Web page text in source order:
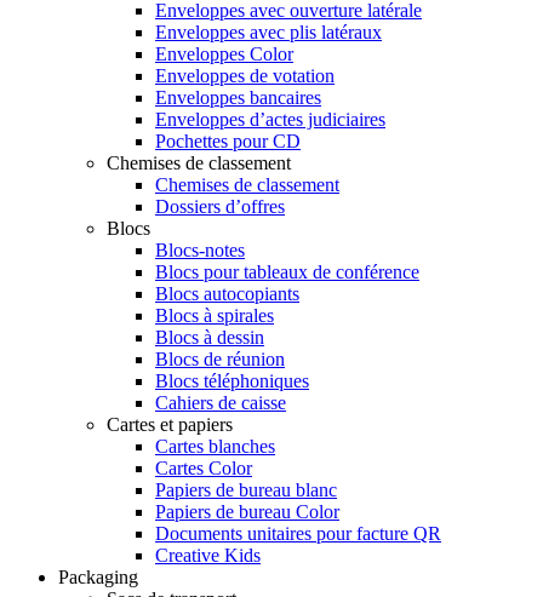
Enveloppes avec ouverture latérale
Enveloppes avec plis latéraux
Enveloppes Color
Enveloppes de votation
Enveloppes bancaires
Enveloppes d’actes judiciaires
Pochettes pour CD
Chemises de classement
Chemises de classement
Dossiers d’offres
Blocs
Blocs-notes
Blocs pour tableaux de conférence
Blocs autocopiants
Blocs à spirales
Blocs à dessin
Blocs de réunion
Blocs téléphoniques
Cahiers de caisse
Cartes et papiers
Cartes blanches
Cartes Color
Papiers de bureau blanc
Papiers de bureau Color
Documents unitaires pour facture QR
Creative Kids
Packaging